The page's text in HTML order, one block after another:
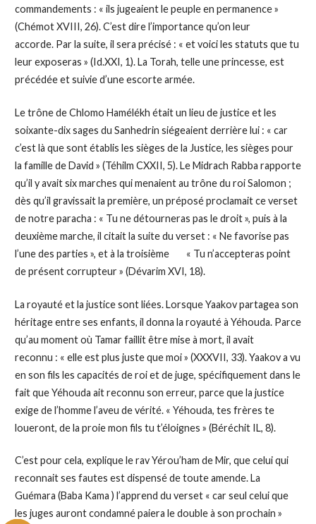
commandements : « ils jugeaient le peuple en permanence »
(Chémot XVIII, 26). C’est dire l’importance qu’on leur
accorde. Par la suite, il sera précisé : « et voici les statuts que tu
leur exposeras » (Id.XXI, 1). La Torah, telle une princesse, est
précédée et suivie d’une escorte armée.
Le trône de Chlomo Hamélékh était un lieu de justice et les
soixante-dix sages du Sanhedrin siégeaient derrière lui : « car
c’est là que sont établis les sièges de la Justice, les sièges pour
la famille de David » (Téhilm CXXII, 5). Le Midrach Rabba rapporte
qu’il y avait six marches qui menaient au trône du roi Salomon ;
dès qu’il gravissait la première, un préposé proclamait ce verset
de notre paracha : « Tu ne détourneras pas le droit », puis à la
deuxième marche, il citait la suite du verset : « Ne favorise pas
l’une des parties », et à la troisième « Tu n’accepteras point
de présent corrupteur » (Dévarim XVI, 18).
La royauté et la justice sont liées. Lorsque Yaakov partagea son
héritage entre ses enfants, il donna la royauté à Yéhouda. Parce
qu’au moment où Tamar faillit être mise à mort, il avait
reconnu : « elle est plus juste que moi » (XXXVII, 33). Yaakov a vu
en son fils les capacités de roi et de juge, spécifiquement dans le
fait que Yéhouda ait reconnu son erreur, parce que la justice
exige de l’homme l’aveu de vérité. « Yéhouda, tes frères te
loueront, de la proie mon fils tu t’éloignes » (Béréchit IL, 8).
C’est pour cela, explique le rav Yérou’ham de Mir, que celui qui
reconnait ses fautes est dispensé de toute amende. La
Guémara (Baba Kama ) l’apprend du verset « car seul celui que
les juges auront condamné paiera le double à son prochain »